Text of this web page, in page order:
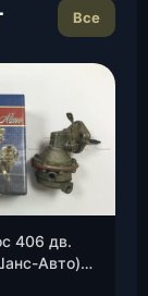
Все
406 дв.
Авто)